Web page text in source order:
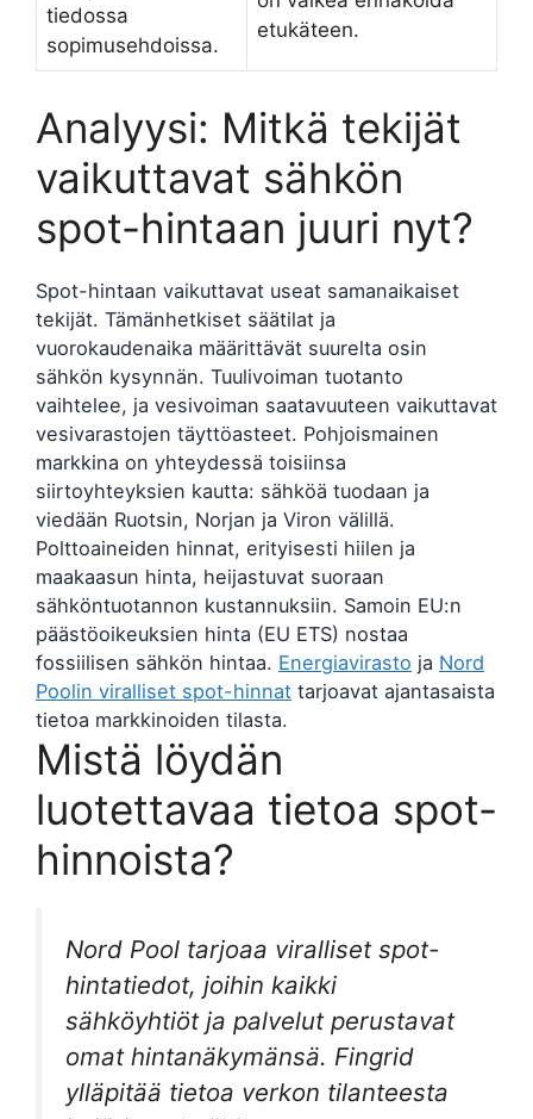
tiedossa
sopimusehdoissa.
etukäteen.
Analyysi: Mitkä tekijät
vaikuttavat sähkön
spot-hintaan juuri nyt?
Spot-hintaan vaikuttavat useat samanaikaiset
tekijät. Tämänhetkiset säätilat ja
vuorokaudenaika määrittävät suurelta osin
sähkön kysynnän. Tuulivoiman tuotanto
vaihtelee, ja vesivoiman saatavuuteen vaikuttavat
vesivarastojen täyttöasteet. Pohjoismainen
markkina on yhteydessä toisiinsa
siirtoyhteyksien kautta: sähköä tuodaan ja
viedään Ruotsin, Norjan ja Viron välillä.
Polttoaineiden hinnat, erityisesti hiilen ja
maakaasun hinta, heijastuvat suoraan
sähköntuotannon kustannuksiin. Samoin EU:n
päästöoikeuksien hinta (EU ETS) nostaa
fossiilisen sähkön hintaa. Energiavirasto ja Nord
Poolin viralliset spot-hinnat tarjoavat ajantasaista
tietoa markkinoiden tilasta.
Mistä löydän
luotettavaa tietoa spot-
hinnoista?
Nord Pool tarjoaa viralliset spot-
hintatiedot, joihin kaikki
sähköyhtiöt ja palvelut perustavat
omat hintanäkymänsä. Fingrid
ylläpitää tietoa verkon tilanteesta